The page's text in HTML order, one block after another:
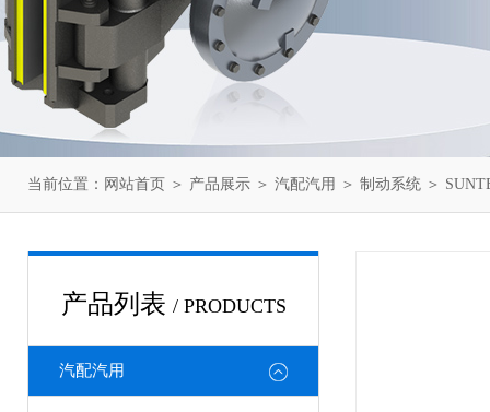
当前位置： 网站首页 ＞ 产品展示 ＞ 汽配汽用 ＞ 制动系统 ＞
产品列表 / PRODUCTS
汽配汽用